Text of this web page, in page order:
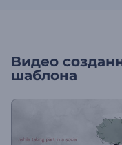
Видео
шаблона